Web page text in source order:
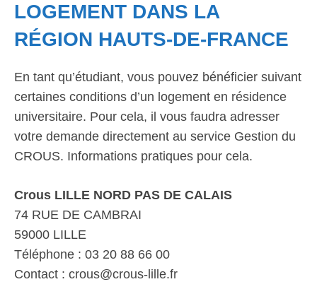
LOGEMENT DANS LA
RÉGION HAUTS-DE-FRANCE
En tant qu’étudiant, vous pouvez bénéficier suivant
certaines conditions d’un logement en résidence
universitaire. Pour cela, il vous faudra adresser
votre demande directement au service Gestion du
CROUS. Informations pratiques pour cela.
Crous LILLE NORD PAS DE CALAIS
74 RUE DE CAMBRAI
59000 LILLE
Téléphone : 03 20 88 66 00
Contact : crous@crous-lille.fr